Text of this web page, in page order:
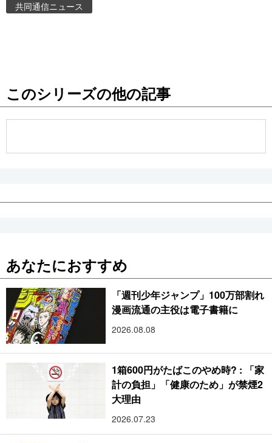
東京
共同通信ニュース
このシリーズの他の記事
あなたにおすすめ
「週刊少年ジャンプ」100万部割れ
漫画流通の主役は電子書籍に
2026.08.08
1箱600円がたばこのやめ時? : 「家
計の負担」「健康のため」が禁煙2
大理由
2026.07.23